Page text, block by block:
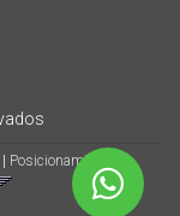
Posicionamiento en